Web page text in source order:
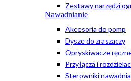
Zestawy narzędzi
Nawadnianie
Akcesoria do pomp
Dysze do zraszaczy
Opryskiwacze
Przyłącza i
Sterowniki